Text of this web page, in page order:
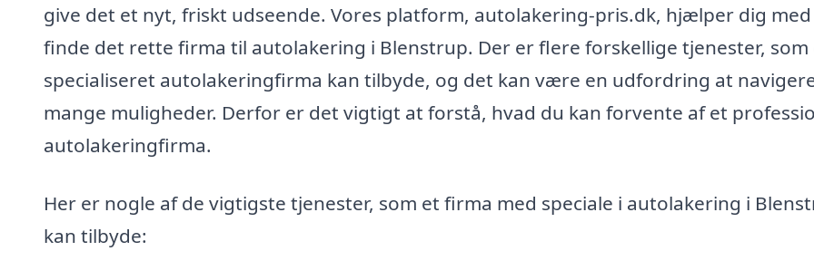
give det et nyt, friskt udseende. Vores platform, autolakering-pris.dk, hjælper dig
finde det rette firma til autolakering i Blenstrup. Der er flere forskellige tjenester, som
specialiseret autolakeringfirma kan tilbyde, og det kan være en udfordring at
mange muligheder. Derfor er det vigtigt at forstå, hvad du kan forvente af et
autolakeringfirma.
Her er nogle af de vigtigste tjenester, som et firma med speciale i autolakering i
kan tilbyde: